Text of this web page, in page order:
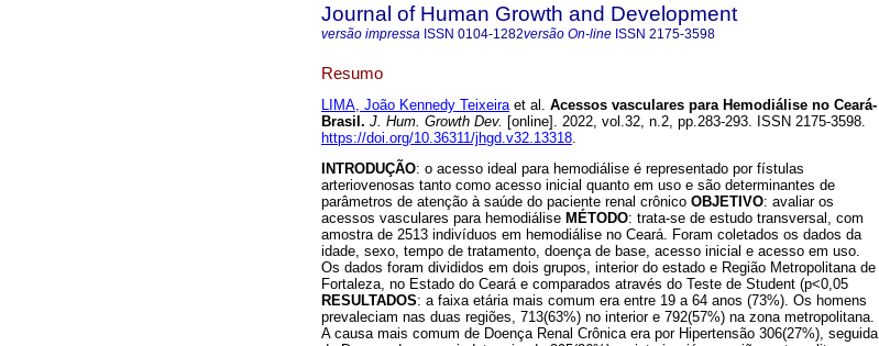
Journal of Human Growth and Development
versão impressa ISSN 0104-1282versão On-line ISSN 2175-3598
Resumo
LIMA, João Kennedy Teixeiraet al. Acessos vasculares para Hemodiálise no Ceará-
Brasil . J. Hum. Growth Dev. [online]. 2022, vol.32, n.2, pp.283-293. ISSN 2175-3598.
https://doi.org/10.36311/jhgd.v32.13318.
INTRODUÇÃO: o acesso ideal para hemodiálise é representado por fístulas
arteriovenosas tanto como acesso inicial quanto em uso e são determinantes de
parâmetros de atenção à saúde do paciente renal crônico OBJETIVO: avaliar os
acessos vasculares para hemodiálise MÉTODO: trata-se de estudo transversal, com
amostra de 2513 indivíduos em hemodiálise no Ceará. Foram coletados os dados da
idade, sexo, tempo de tratamento, doença de base, acesso inicial e acesso em uso.
Os dados foram divididos em dois grupos, interior do estado e Região Metropolitana de
Fortaleza, no Estado do Ceará e comparados através do Teste de Student (p<0,05
RESULTADOS: a faixa etária mais comum era entre 19 a 64 anos (73%). Os homens
prevaleciam nas duas regiões, 713(63%) no interior e 792(57%) na zona metropolitana.
A causa mais comum de Doença Renal Crônica era por Hipertensão 306(27%), seguida